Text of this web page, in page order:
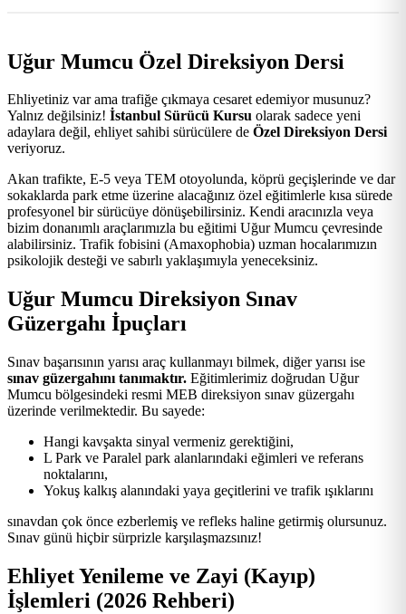
Uğur Mumcu Özel Direksiyon Dersi
Ehliyetiniz var ama trafiğe çıkmaya cesaret edemiyor musunuz?
Yalnız değilsiniz! İstanbul Sürücü Kursu olarak sadece yeni
adaylara değil, ehliyet sahibi sürücülere de Özel Direksiyon Dersi
veriyoruz.
Akan trafikte, E-5 veya TEM otoyolunda, köprü geçişlerinde ve dar
sokaklarda park etme üzerine alacağınız özel eğitimlerle kısa sürede
profesyonel bir sürücüye dönüşebilirsiniz. Kendi aracınızla veya
bizim donanımlı araçlarımızla bu eğitimi Uğur Mumcu çevresinde
alabilirsiniz. Trafik fobisini (Amaxophobia) uzman hocalarımızın
psikolojik desteği ve sabırlı yaklaşımıyla yeneceksiniz.
Uğur Mumcu Direksiyon Sınav
Güzergahı İpuçları
Sınav başarısının yarısı araç kullanmayı bilmek, diğer yarısı ise
sınav güzergahını tanımaktır. Eğitimlerimiz doğrudan Uğur
Mumcu bölgesindeki resmi MEB direksiyon sınav güzergahı
üzerinde verilmektedir. Bu sayede:
Hangi kavşakta sinyal vermeniz gerektiğini,
L Park ve Paralel park alanlarındaki eğimleri ve referans
noktalarını,
Yokuş kalkış alanındaki yaya geçitlerini ve trafik ışıklarını
sınavdan çok önce ezberlemiş ve refleks haline getirmiş olursunuz.
Sınav günü hiçbir sürprizle karşılaşmazsınız!
Ehliyet Yenileme ve Zayi (Kayıp)
İşlemleri (2026 Rehberi)